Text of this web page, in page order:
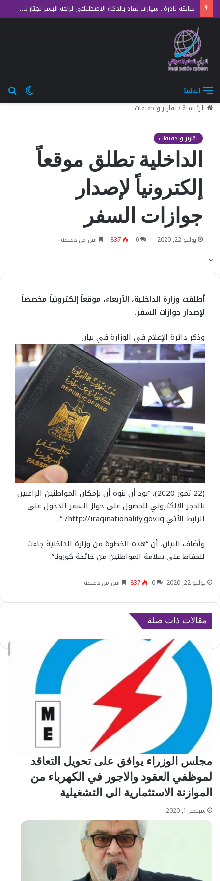
سابقة نادرة.. سيارات تقاد بالذكاء الاصطناعي لراحة البشر تجتاز تدقيق السلامة الأوروبي الصارم
الوضع
المظلم
القائمة
الرئيسية/تقارير وتحقيقات
تقارير وتحقيقات
الداخلية تطلق موقعاً
إلكترونياً لإصدار
جوازات السفر
يوليو 22, 2020 0
837 أقل من دقيقة
أطلقت وزارة الداخلية، الأربعاء، موقعاً إلكترونياً مخصصاً
لإصدار جوازات السفر.
وذكر دائرة الإعلام في الوزارة في بيان
(22 تموز 2020)، “نود أن ننوه أن بإمكان المواطنين الراغبين
بالحجز الإلكتروني للحصول على جواز السفر الدخول على
الرابط الآتي http://iraqinationality.gov.iq/
“.
وأضاف البيان، أن “هذه الخطوة من وزارة الداخلية جاءت
للحفاظ على سلامة المواطنين من جائحة كورونا”.
يوليو 22, 2020 0
837 أقل من دقيقة
مقالات ذات صلة
مجلس الوزراء يوافق على تحويل التعاقد
لموظفي العقود والاجور في الكهرباء من
الموازنة الاستثمارية الى التشغيلية
سبتمبر 1, 2020